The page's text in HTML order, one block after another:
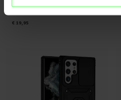
slot Hoesje Zwart
€ 19,95